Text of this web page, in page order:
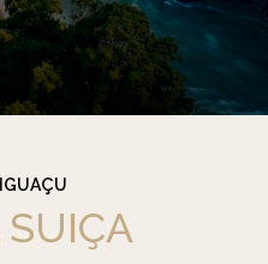
SUIÇA